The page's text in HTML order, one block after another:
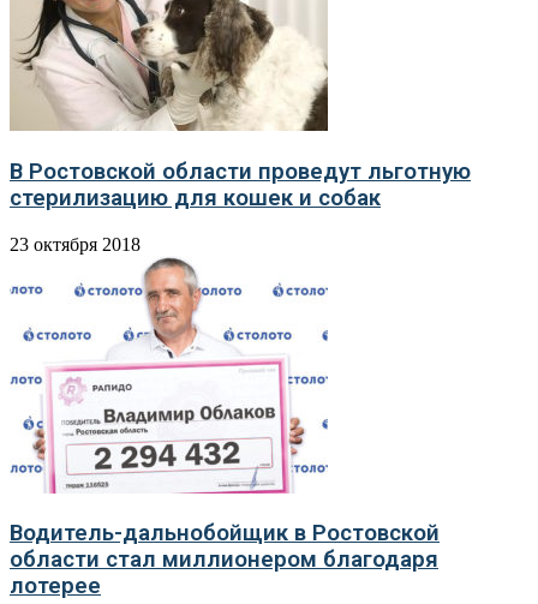
В Ростовской области проведут льготную
стерилизацию для кошек и собак
23 октября 2018
Водитель-дальнобойщик в Ростовской
области стал миллионером благодаря
лотерее